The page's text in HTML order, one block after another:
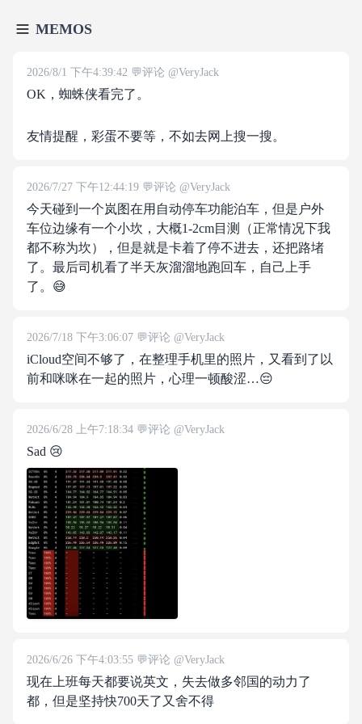
MEMOS
2026/8/1 下午4:39:42 @VeryJack
OK，蜘蛛侠看完了。
友情提醒，彩蛋不要等，不如去网上搜一搜。
2026/7/27 下午12:44:19 @VeryJack
今天碰到一个岚图在用自动停车功能泊车，但是户外
车位边缘有一个小坎，大概1-2cm目测（正常情况下我
都不称为坎），但是就是卡着了停不进去，还把路堵
了。最后司机看了半天灰溜溜地跑回车，自己上手
了。😅
2026/7/18 下午3:06:07 @VeryJack
iCloud空间不够了，在整理手机里的照片，又看到了以
前和咪咪在一起的照片，心理一顿酸涩…😔
2026/6/28 上午7:18:34 @VeryJack
Sad 😢
2026/6/26 下午4:03:55 @VeryJack
现在上班每天都要说英文，失去做多邻国的动力了
都，但是坚持快700天了又舍不得